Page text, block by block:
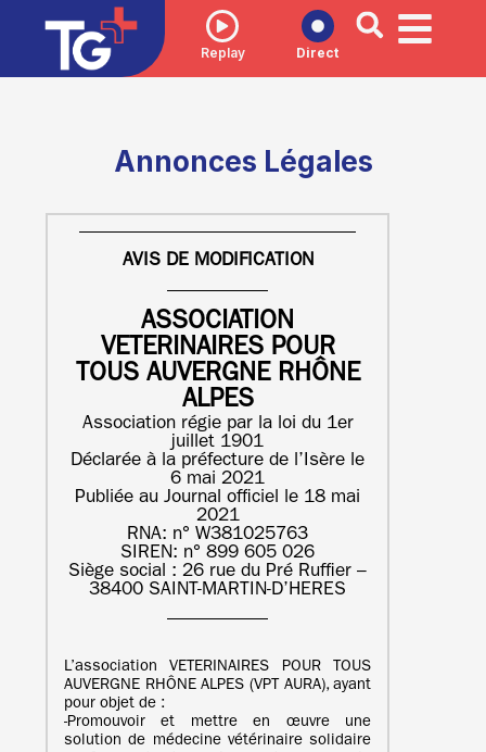
Replay Direct
Annonces Légales
AVIS DE MODIFICATION
ASSOCIATION
VETERINAIRES POUR
TOUS AUVERGNE RHÔNE
ALPES
Association régie par la loi du 1er
juillet 1901
Déclarée à la préfecture de l’Isère le
6 mai 2021
Publiée au Journal officiel le 18 mai
2021
RNA: n° W381025763
SIREN: n° 899 605 026
Siège social : 26 rue du Pré Ruffier –
38400 SAINT-MARTIN-D’HERES
L’association VETERINAIRES POUR TOUS
AUVERGNE RHÔNE ALPES (VPT AURA), ayant
pour objet de :
‐Promouvoir et mettre en œuvre une
solution de médecine vétérinaire solidaire